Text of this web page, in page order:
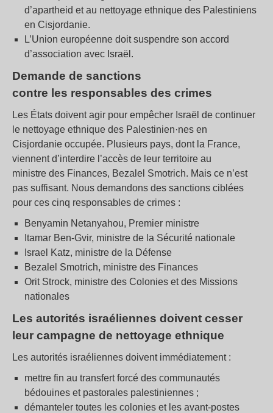
d’apartheid et au nettoyage ethnique des Palestiniens
en Cisjordanie.
L’Union européenne doit suspendre son accord
d’association avec Israël.
Demande de sanctions
contre les responsables des crimes
Les États doivent agir pour empêcher Israël de continuer
le nettoyage ethnique des Palestinien·nes en
Cisjordanie occupée. Plusieurs pays, dont la France,
viennent d’interdire l’accès de leur territoire au
ministre des Finances, Bezalel Smotrich. Mais ce n’est
pas suffisant. Nous demandons des sanctions ciblées
pour ces cinq responsables de crimes :
Benyamin Netanyahou, Premier ministre
Itamar Ben-Gvir, ministre de la Sécurité nationale
Israel Katz, ministre de la Défense
Bezalel Smotrich, ministre des Finances
Orit Strock, ministre des Colonies et des Missions
nationales
Les autorités israéliennes doivent cesser
leur campagne de nettoyage ethnique
Les autorités israéliennes doivent immédiatement :
mettre fin au transfert forcé des communautés
bédouines et pastorales palestiniennes ;
démanteler toutes les colonies et les avant-postes